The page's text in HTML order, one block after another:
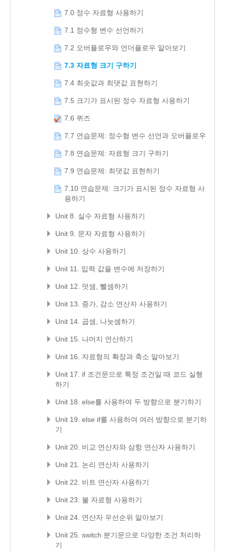
7.0 정수 자료형 사용하기
7.1 정수형 변수 선언하기
7.2 오버플로우와 언더플로우 알아보기
7.3 자료형 크기 구하기
7.4 최솟값과 최댓값 표현하기
7.5 크기가 표시된 정수 자료형 사용하기
7.6 퀴즈
7.7 연습문제: 정수형 변수 선언과 오버플로우
7.8 연습문제: 자료형 크기 구하기
7.9 연습문제: 최댓값 표현하기
7.10 연습문제: 크기가 표시된 정수 자료형 사
용하기
Unit 8. 실수 자료형 사용하기
Unit 9. 문자 자료형 사용하기
Unit 10. 상수 사용하기
Unit 11. 입력 값을 변수에 저장하기
Unit 12. 덧셈, 뺄셈하기
Unit 13. 증가, 감소 연산자 사용하기
Unit 14. 곱셈, 나눗셈하기
Unit 15. 나머지 연산하기
Unit 16. 자료형의 확장과 축소 알아보기
Unit 17. if 조건문으로 특정 조건일 때 코드 실행
하기
Unit 18. else를 사용하여 두 방향으로 분기하기
Unit 19. else if를 사용하여 여러 방향으로 분기하
기
Unit 20. 비교 연산자와 삼항 연산자 사용하기
Unit 21. 논리 연산자 사용하기
Unit 22. 비트 연산자 사용하기
Unit 23. 불 자료형 사용하기
Unit 24. 연산자 우선순위 알아보기
Unit 25. switch 분기문으로 다양한 조건 처리하
기